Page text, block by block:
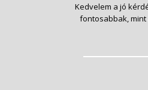
Kedvelem a jó
fontosabbak, mint